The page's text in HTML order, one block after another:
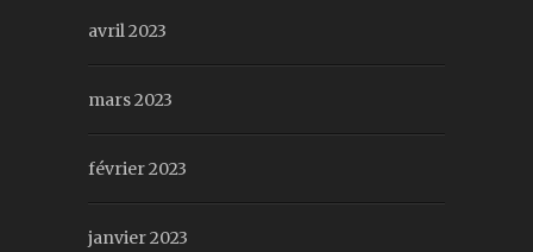
avril 2023
mars 2023
février 2023
janvier 2023